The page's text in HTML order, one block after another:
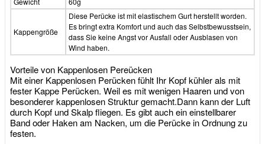
Kappengröße
Diese Perücke ist mit elastischem Gurt herstellt worden.
Es bringt extra Komfort und auch das Selbstbewusstsein,
dass Sie keine Angst vor Ausfall oder Ausblasen von
Wind haben.
Vorteile von Kappenlosen Pereücken
Mit einer Kappenlosen Perücken fühlt Ihr Kopf kühler als mit
fester Kappe Perücken. Weil es mit wenigen Haaren und von
besonderer kappenlosen Struktur gemacht.Dann kann der Luft
durch Kopf und Skalp fliegen. Es gibt auch ein einstellbarer
Band oder Haken am Nacken, um die Perücke in Ordnung zu
festen.